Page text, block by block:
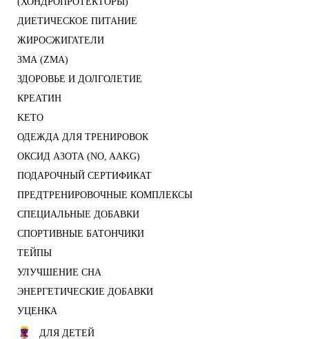
ДИЕТИЧЕСКОЕ ПИТАНИЕ
ЖИРОСЖИГАТЕЛИ
ЗМА (ZMA)
ЗДОРОВЬЕ И ДОЛГОЛЕТИЕ
КРЕАТИН
KETO
ОДЕЖДА ДЛЯ ТРЕНИРОВОК
ОКСИД АЗОТА (NO, AAKG)
ПОДАРОЧНЫЙ СЕРТИФИКАТ
ПРЕДТРЕНИРОВОЧНЫЕ КОМПЛЕКСЫ
СПЕЦИАЛЬНЫЕ ДОБАВКИ
СПОРТИВНЫЕ БАТОНЧИКИ
ТЕЙПЫ
УЛУЧШЕНИЕ СНА
ЭНЕРГЕТИЧЕСКИЕ ДОБАВКИ
УЦЕНКА
ДЛЯ ДЕТЕЙ